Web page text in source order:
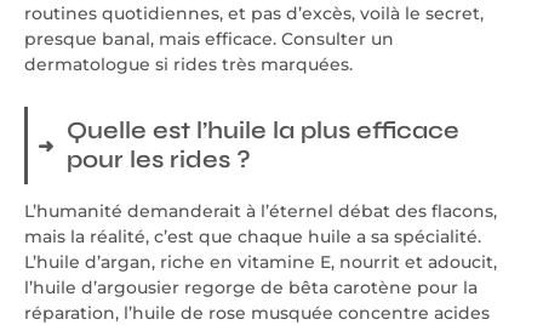
routines quotidiennes, et pas d’excès, voilà le secret,
presque banal, mais efficace. Consulter un
dermatologue si rides très marquées.
Quelle est l’huile la plus efficace
pour les rides ?
L’humanité demanderait à l’éternel débat des flacons,
mais la réalité, c’est que chaque huile a sa spécialité.
L’huile d’argan, riche en vitamine E, nourrit et adoucit,
l’huile d’argousier regorge de bêta carotène pour la
réparation, l’huile de rose musquée concentre acides